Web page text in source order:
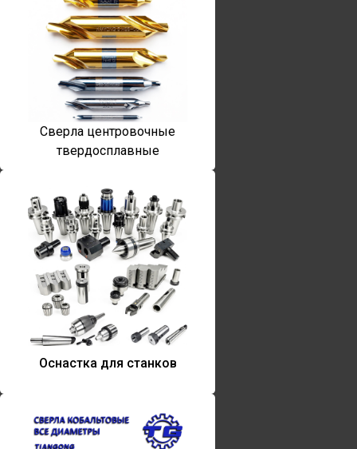
Сверла центровочные
твердосплавные
Оснастка для станков